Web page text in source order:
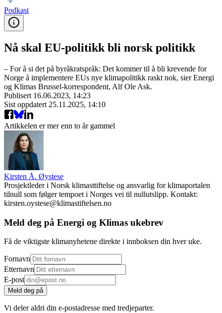
Podkast
Nå skal EU-politikk bli norsk politikk
– For å si det på byråkratspråk: Det kommer til å bli krevende for
Norge å implementere EUs nye klimapolitikk raskt nok, sier Energi
og Klimas Brussel-korrespondent, Alf Ole Ask.
Publisert 16.06.2023, 14:23
Sist oppdatert 25.11.2025, 14:10
Artikkelen er mer enn to år gammel
Kirsten Å. Øystese
Prosjektleder i Norsk klimasttiftelse og ansvarlig for klimaportalen
tilnull som følger tempoet i Norges vei til nullutslipp. Kontakt:
kirsten.oystese@klimastiftelsen.no
Meld deg på Energi og Klimas ukebrev
Få de viktigste klimanyhetene direkte i innboksen din hver uke.
Fornavn
Etternavn
E-post
Meld deg på
Vi deler aldri din e-postadresse med tredjeparter.